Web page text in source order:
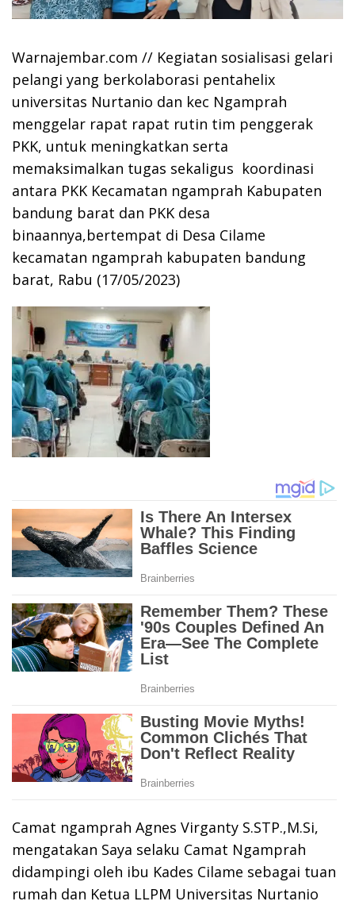
Warnajembar.com // Kegiatan sosialisasi gelari
pelangi yang berkolaborasi pentahelix
universitas Nurtanio dan kec Ngamprah
menggelar rapat rapat rutin tim penggerak
PKK, untuk meningkatkan serta
memaksimalkan tugas sekaligus koordinasi
antara PKK Kecamatan ngamprah Kabupaten
bandung barat dan PKK desa
binaannya,bertempat di Desa Cilame
kecamatan ngamprah kabupaten bandung
barat, Rabu (17/05/2023)
Camat ngamprah Agnes Virganty S.STP.,M.Si,
mengatakan Saya selaku Camat Ngamprah
didampingi oleh ibu Kades Cilame sebagai tuan
rumah dan Ketua LLPM Universitas Nurtanio